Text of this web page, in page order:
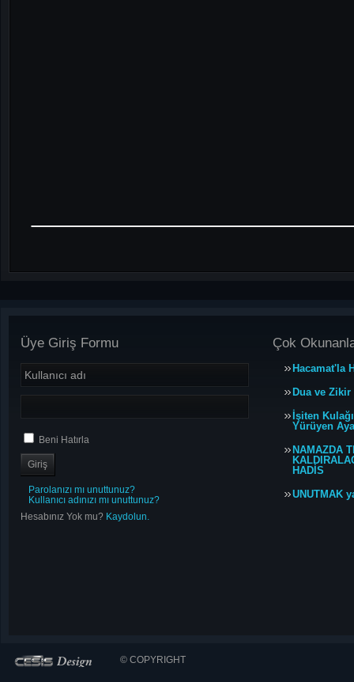
Üye Giriş Formu
Beni Hatırla
Parolanızı mı unuttunuz?
Kullanıcı adınızı mı unuttunuz?
Hesabınız Yok mu? Kaydolun.
Çok
Hacamat'la
Dua ve
İşiten
Yürüyen
NAMAZDA
HADİS
UNUTMAK
© COPYRIGHT